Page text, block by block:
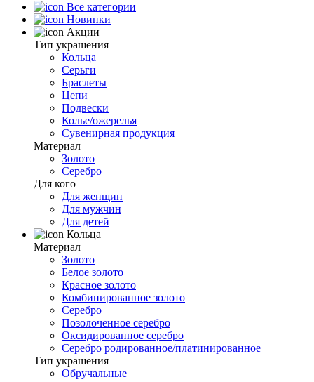
Все категории
Новинки
Акции
Тип украшения
Кольца
Серьги
Браслеты
Цепи
Подвески
Колье/ожерелья
Сувенирная продукция
Материал
Золото
Серебро
Для кого
Для женщин
Для мужчин
Для детей
Кольца
Материал
Золото
Белое золото
Красное золото
Комбинированное золото
Серебро
Позолоченное серебро
Оксидированное серебро
Серебро родированное/платинированное
Тип украшения
Обручальные